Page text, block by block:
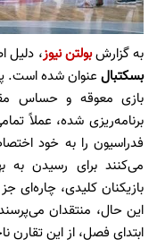
به گزارشبولتن نیوز، دلیل
بسکتبال
بازی معوقه و حساس
برنامه‌ریزی شده، عملاً
فدراسیون را به خود
می‌کنند برای رسیدن به
بازیکنان کلیدی، چاره‌ای
این حال، منتقدان
ابتدای فصل، از این تقارن